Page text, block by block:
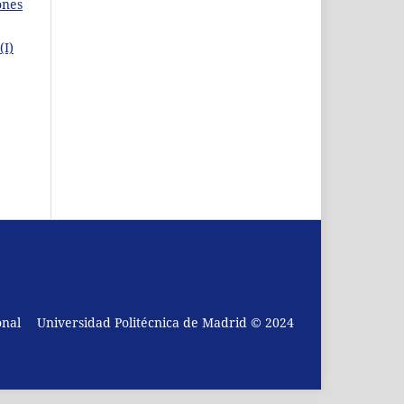
Universidad Politécnica de Madrid © 2024